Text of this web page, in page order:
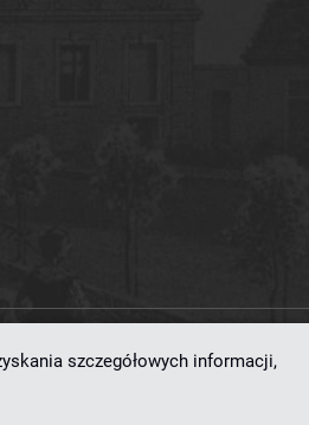
Superkomputerowo-Sieciowe
szczegółowych informacji,